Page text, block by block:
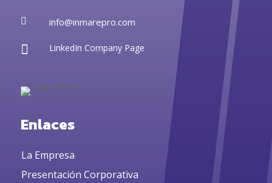
 info@inmarepro.com
 LinkedIn Company Page
Enlaces
La Empresa
Presentación Corporativa